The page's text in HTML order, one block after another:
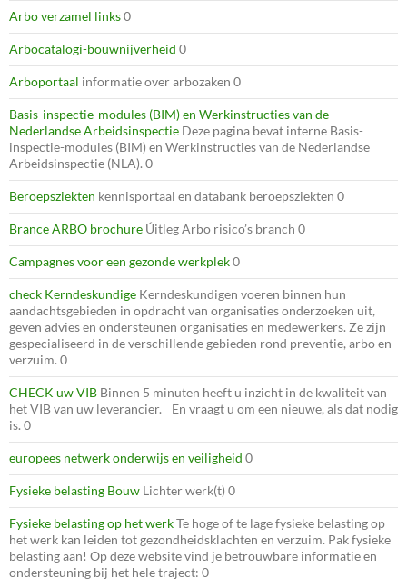
Arbo verzamel links0
Arbocatalogi-bouwnijverheid 0
Arboportaal informatie over arbozaken 0
Basis-inspectie-modules (BIM) en Werkinstructies van de
Nederlandse Arbeidsinspectie Deze pagina bevat interne Basis-
inspectie-modules (BIM) en Werkinstructies van de Nederlandse
Arbeidsinspectie (NLA). 0
Beroepsziekten kennisportaal en databank beroepsziekten 0
Brance ARBO brochure Úitleg Arbo risico’s branch 0
Campagnes voor een gezonde werkplek0
check Kerndeskundige Kerndeskundigen voeren binnen hun
aandachtsgebieden in opdracht van organisaties onderzoeken uit,
geven advies en ondersteunen organisaties en medewerkers. Ze zijn
gespecialiseerd in de verschillende gebieden rond preventie, arbo en
verzuim. 0
CHECK uw VIB Binnen 5 minuten heeft u inzicht in de kwaliteit van
het VIB van uw leverancier. En vraagt u om een nieuwe, als dat nodig
is. 0
europees netwerk onderwijs en veiligheid 0
Fysieke belasting Bouw Lichter werk(t) 0
Fysieke belasting op het werkTe hoge of te lage fysieke belasting op
het werk kan leiden tot gezondheidsklachten en verzuim. Pak fysieke
belasting aan! Op deze website vind je betrouwbare informatie en
ondersteuning bij het hele traject: 0